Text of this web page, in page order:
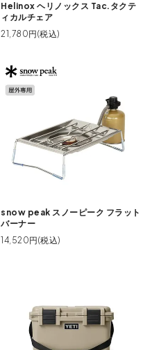
Helinox ヘリノックス Tac.タクテ
ィカルチェア
21,780円(税込)
snow peak スノーピーク フラット
バーナー
14,520円(税込)